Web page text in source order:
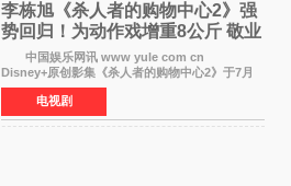
李栋旭《杀人者的购物中心2》强
势回归！为动作戏增重8公斤 敬业
获赞
中国娱乐网讯 www yule com cn
Disney+原创影集《杀人者的购物中心2》于7月
22日正式上线，由男神李栋旭主演的郑进湾以2 0
完全体强势回归。该剧第一季曾被《纽约时报》
评选为全球最佳影集之一
电视剧